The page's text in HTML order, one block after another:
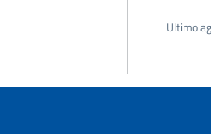
Ultimo